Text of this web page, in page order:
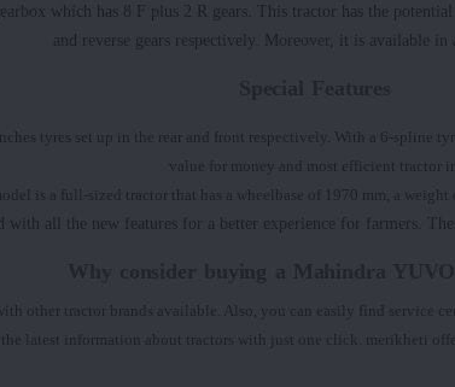
which has 8 F plus 2 R gears. This tractor has the
and reverse gears respectively. Moreover, it is available in
tyres set up in the rear and front respectively. With a 6-spline
value for money and most efficient tractor in
is a full-sized tractor that has a wheelbase of 1970 mm, a
all the new features for a better experience for farmers.
other tractor brands available. Also, you can easily find service
latest information about tractors with just one click. merikheti